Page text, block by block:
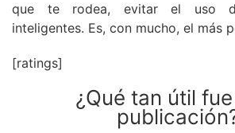
que te rodea, evitar el uso
inteligentes. Es, con mucho, el más
[ratings]
¿Qué tan útil